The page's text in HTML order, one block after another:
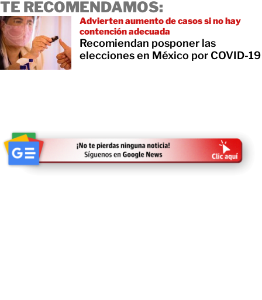
TE RECOMENDAMOS:
Advierten aumento de casos si no hay
contención adecuada
Recomiendan posponer las
elecciones en México por COVID-19